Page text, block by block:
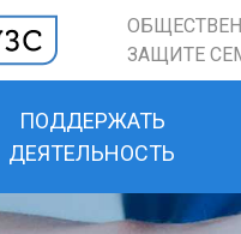
ЗАЩИТЕ
ПОДДЕРЖАТЬ
ДЕЯТЕЛЬНОСТЬ